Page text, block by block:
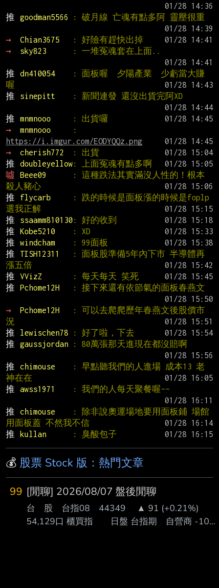
推
goodman5566
: 破月線 亡魂有點多阿 靈壓很重
→
Chian3675 : 好險有趕快出掉
→
sky823
: 一堆冤魂套在上面..
推
dn410054
: 面板喔  夕陽產業  少虧當大賺
喔
推
sinepitt
: 新聞連發 還沒出貨完阿XD
推
mnmnooo : 出貨囉
→
mnmnooo
https://i.imgur.com/EODYQQz.png
→
cherish772 : 出貨
推
doubleyellow: 上面冤魂有點多啊
噓
Beee09
: 這種跌法其實滿沒人性的！根本
殺人豬心
推
flycarb
: 跌的時候是面板漲的時候是foplp
選我正解
推
ssaamm810130 : 好的收到
推
Kobe5210 : XD
推
windcham : 99面板
推
TISH12311
: 面板股準備5年內下市 半導體再
漲五倍
推
VVizZ : 每天每天 笑死
推
Pchome12H
: 接下來還有依節氣的面板春燕文
→
Pchome12H
: 可以去爬爬歷年春燕文後股價市
況
推
lewischen78 : 好了啦，下去
推
gaussjordan
: 80萬張那天進現在都沒賠啊
推
chimouse
: 早點聽我們的人進場 成本13 老
神在在
推
awss1971
: 我們的人每天聚餐喔~~
推
chimouse
: 除非說奧運場地要用面板鋪 場館
用面板蓋 不然我不信
推
kullan : 臭酸包子
💰 股票 Stock 版：熱門文章
99 [閒聊] 2026/08/07 盤後閒聊
台 股 台指08 44349 ▲ 91 (+0.21%)
54,129口 櫃買指 日盤 台指期 自營商 -100